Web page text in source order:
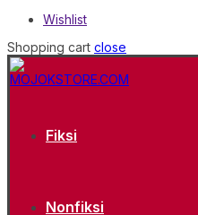
Wishlist
Shopping cart close
Fiksi
Nonfiksi